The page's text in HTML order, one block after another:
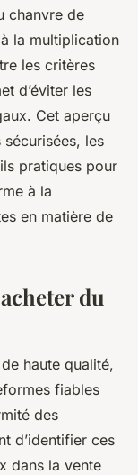
du
toute
chanvre de
la multiplication
les critères
d’éviter les
Cet aperçu
les
pratiques pour
à la
en matière de
du
de haute qualité,
fiables
des
d’identifier ces
dans la vente